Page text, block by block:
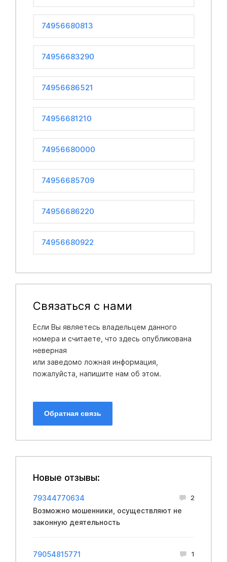
74956680813
74956683290
74956686521
74956681210
74956680000
74956685709
74956686220
74956680922
Связаться с нами
Если Вы являетесь владельцем данного
номера и считаете, что здесь опубликована
неверная
или заведомо ложная информация,
пожалуйста, напишите нам об этом.
Обратная связь
Новые отзывы:
79344770634 2
Возможно мошенники, осуществляют не
законную деятельность
79054815771 1